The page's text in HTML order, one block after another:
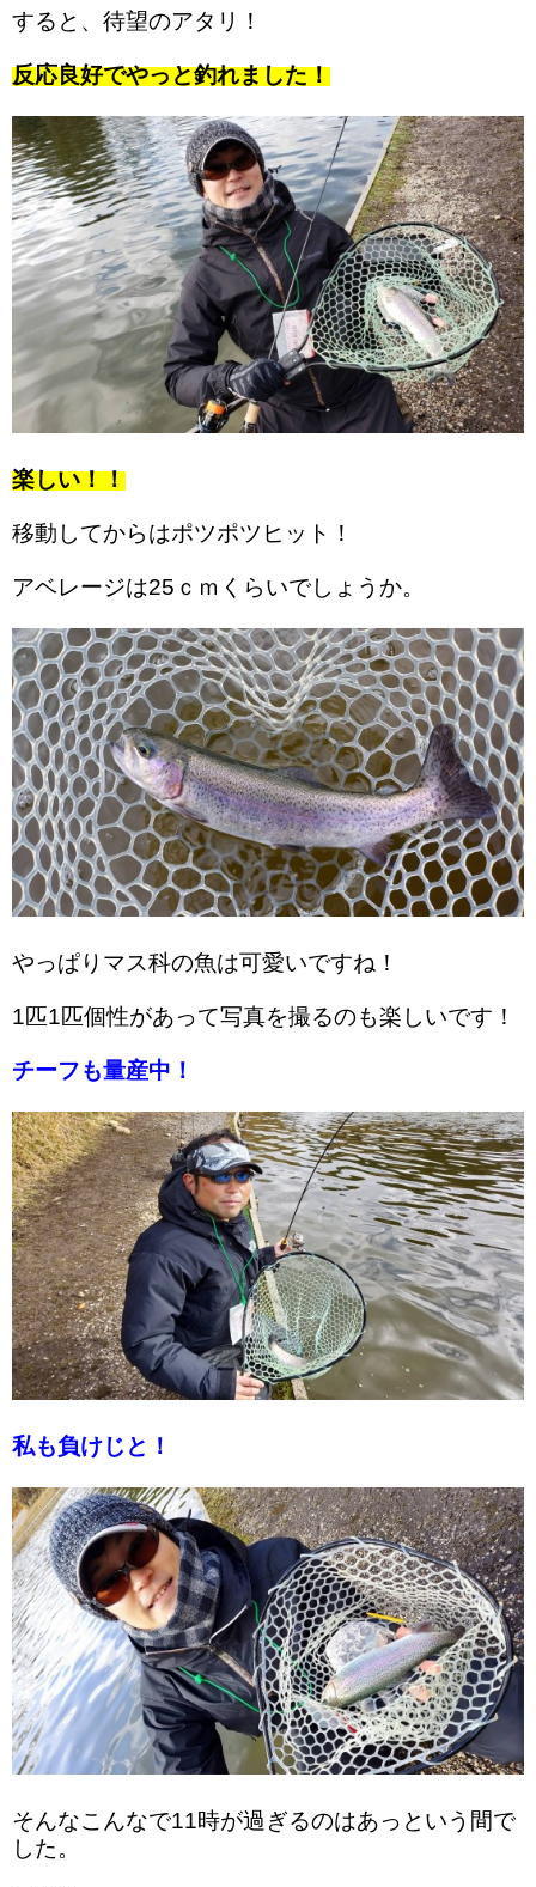
すると、待望のアタリ！
反応良好でやっと釣れました！
楽しい！！
移動してからはポツポツヒット！
アベレージは25ｃｍくらいでしょうか。
やっぱりマス科の魚は可愛いですね！
1匹1匹個性があって写真を撮るのも楽しいです！
チーフも量産中！
私も負けじと！
そんなこんなで11時が過ぎるのはあっという間で
した。